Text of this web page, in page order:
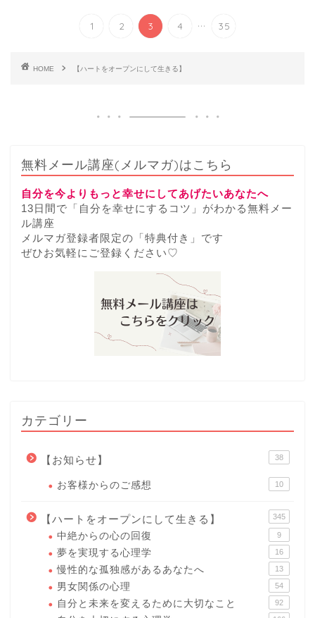
1 2 3 4 ... 35
HOME 【ハートをオープンにして生きる】
無料メール講座(メルマガ)はこちら
自分を今よりもっと幸せにしてあげたいあなたへ
13日間で「自分を幸せにするコツ」がわかる無料メー
ル講座
メルマガ登録者限定の「特典付き」です
ぜひお気軽にご登録ください♡
カテゴリー
【お知らせ】 38
お客様からのご感想 10
【ハートをオープンにして生きる】 345
中絶からの心の回復 9
夢を実現する心理学 16
慢性的な孤独感があるあなたへ 13
男女関係の心理 54
自分と未来を変えるために大切なこと 92